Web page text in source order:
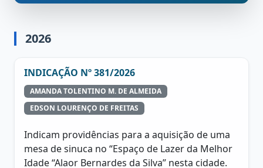
2026
INDICAÇÃO Nº 381/2026
AMANDA TOLENTINO M. DE ALMEIDA
EDSON LOURENÇO DE FREITAS
Indicam providências para a aquisição de uma
mesa de sinuca no “Espaço de Lazer da Melhor
Idade “Alaor Bernardes da Silva” nesta cidade.